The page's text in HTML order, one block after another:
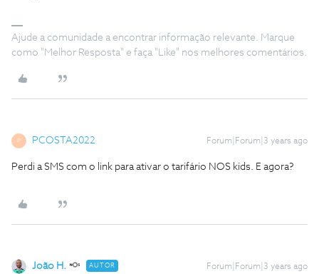
Ajude a comunidade a encontrar informação relevante. Marque
como "Melhor Resposta" e faça "Like" nos melhores comentários.
P PCOSTA2022 Forum|Forum|3 years ago
Perdi a SMS com o link para ativar o tarifário NOS kids. E agora?
João H. AUTOR Forum|Forum|3 years ago